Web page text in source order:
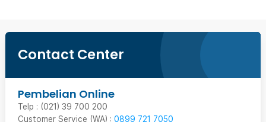
Contact Center
Pembelian Online
Telp : (021) 39 700 200
Customer Service (WA) : 0899 721 7050